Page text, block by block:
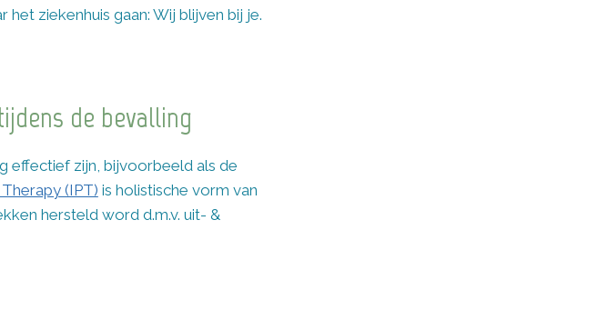
ziekenhuis gaan: Wij blijven bij je.
de bevalling
effectief zijn, bijvoorbeeld als de
(IPT) is holistische vorm van
hersteld word d.m.v. uit- &